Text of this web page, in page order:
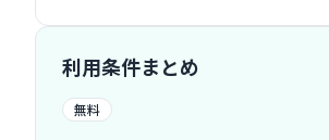
利用条件まとめ
無料